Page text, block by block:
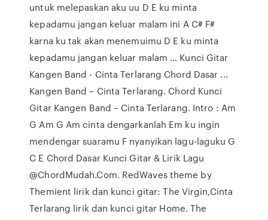
untuk melepaskan aku uu D E ku minta
kepadamu jangan keluar malam ini A C# F#
karna ku tak akan menemuimu D E ku minta
kepadamu jangan keluar malam … Kunci Gitar
Kangen Band - Cinta Terlarang Chord Dasar ...
Kangen Band – Cinta Terlarang. Chord Kunci
Gitar Kangen Band – Cinta Terlarang. Intro : Am
G Am G Am cinta dengarkanlah Em ku ingin
mendengar suaramu F nyanyikan lagu-laguku G
C E Chord Dasar Kunci Gitar & Lirik Lagu
@ChordMudah.Com. RedWaves theme by
Themient lirik dan kunci gitar: The Virgin,Cinta
Terlarang lirik dan kunci gitar Home. The